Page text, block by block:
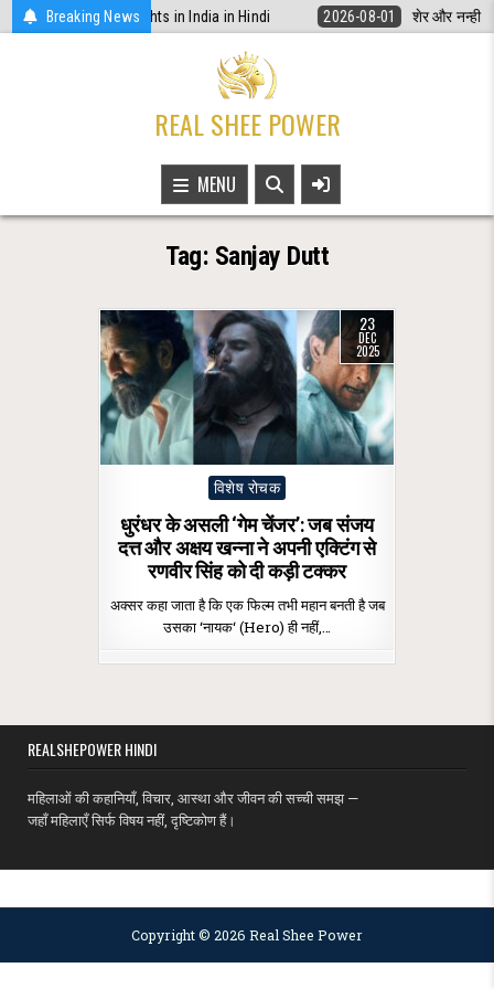
Skip
to
Breaking News
अधिकार | Women Rights in India in Hindi 2026-08-01 शेर और नन्ही
REAL SHEE POWER
MENU
Tag: Sanjay Dutt
23
DEC
2025
Posted
विशेष रोचक
धुरंधर के असली ‘गेम चेंजर’: जब संजय
दत्त और अक्षय खन्ना ने अपनी एक्टिंग से
रणवीर सिंह को दी कड़ी टक्कर
अक्सर कहा जाता है कि एक फिल्म तभी महान बनती है जब
उसका ‘नायक‘ (Hero) ही नहीं,…
REALSHEPOWER HINDI
महिलाओं की कहानियाँ, विचार, आस्था और जीवन की सच्ची समझ —
जहाँ महिलाएँ सिर्फ विषय नहीं, दृष्टिकोण हैं।
Copyright © 2026 Real Shee Power